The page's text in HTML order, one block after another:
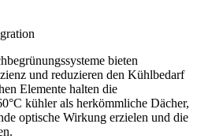
bieten
und reduzieren den Kühlbedarf
Elemente halten die
kühler als herkömmliche Dächer,
optische Wirkung erzielen und die